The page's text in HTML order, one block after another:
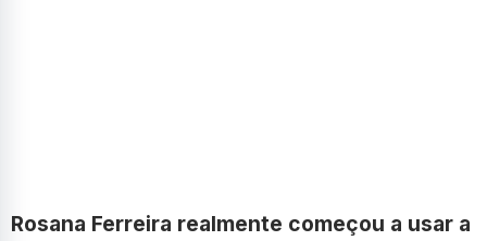
Rosana Ferreira realmente começou a usar a